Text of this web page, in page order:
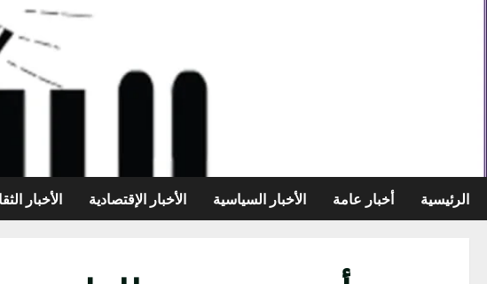
الرئيسية أخبار عامة الأخبار السياسية الأخبار الإقتصادية الأخبار